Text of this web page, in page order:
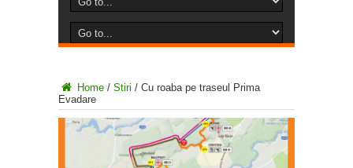
Home / Stiri / Cu roaba pe traseul Prima
Evadare